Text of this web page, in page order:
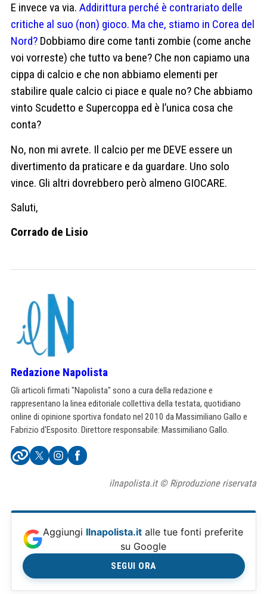
E invece va via. Addirittura perché è contrariato delle
critiche al suo (non) gioco. Ma che, stiamo in Corea del
Nord? Dobbiamo dire come tanti zombie (come anche
voi vorreste) che tutto va bene? Che non capiamo una
cippa di calcio e che non abbiamo elementi per
stabilire quale calcio ci piace e quale no? Che abbiamo
vinto Scudetto e Supercoppa ed è l’unica cosa che
conta?
No, non mi avrete. Il calcio per me DEVE essere un
divertimento da praticare e da guardare. Uno solo
vince. Gli altri dovrebbero però almeno GIOCARE.
Saluti,
Corrado de Lisio
Redazione Napolista
Gli articoli firmati "Napolista" sono a cura della redazione e
rappresentano la linea editoriale collettiva della testata, quotidiano
online di opinione sportiva fondato nel 2010 da Massimiliano Gallo e
Fabrizio d'Esposito. Direttore responsabile: Massimiliano Gallo.
ilnapolista.it © Riproduzione riservata
Aggiungi Ilnapolista.it alle tue fonti preferite
su Google
SEGUI ORA